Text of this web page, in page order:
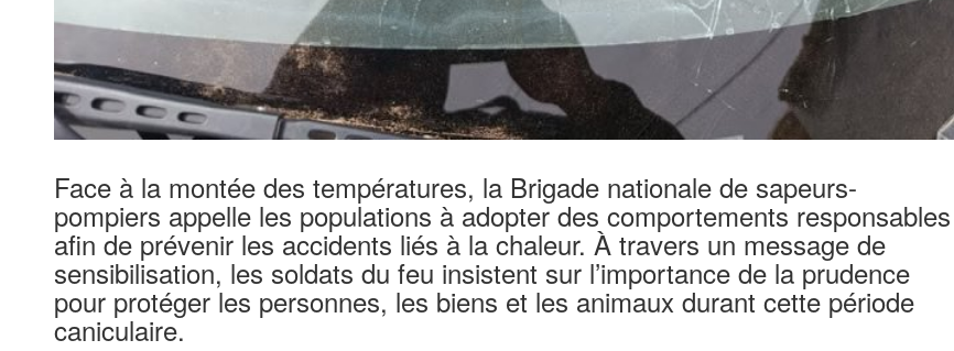
Face à la montée des températures, la Brigade nationale de sapeurs-
pompiers appelle les populations à adopter des comportements responsables
afin de prévenir les accidents liés à la chaleur. À travers un message de
sensibilisation, les soldats du feu insistent sur l’importance de la prudence
pour protéger les personnes, les biens et les animaux durant cette période
caniculaire.